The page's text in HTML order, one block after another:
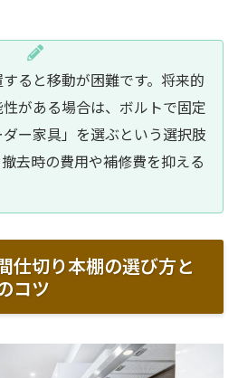
ると移動が困難です。将来的
がある場合は、ボルトで固定
ー家具」を選ぶという選択肢
去時の費用や補修費を抑える
仕切り本棚の選び方と
コツ